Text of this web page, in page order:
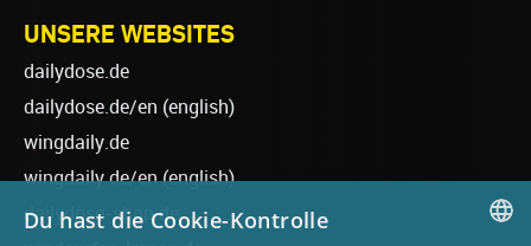
UNSERE WEBSITES
dailydose.de
dailydose.de/en (english)
wingdaily.de
wingdaily.de/en(english)
dailydose-shop.de
Du hast die Cookie-Kontrolle